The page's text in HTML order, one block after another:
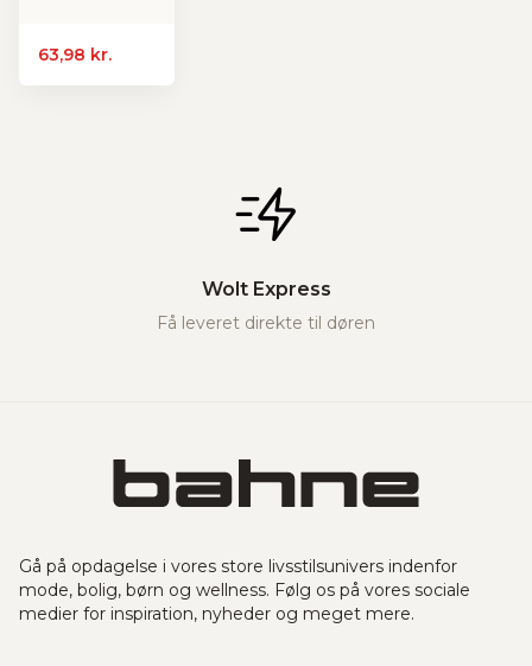
63,98 kr.
Wolt Express
Få leveret direkte til døren
Gå på opdagelse i vores store livsstilsunivers indenfor
mode, bolig, børn og wellness. Følg os på vores sociale
medier for inspiration, nyheder og meget mere.